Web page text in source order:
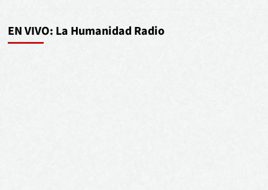
EN VIVO: La Humanidad Radio